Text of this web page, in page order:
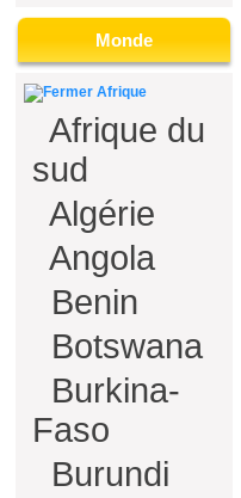
Monde
Afrique
Afrique du
sud
Algérie
Angola
Benin
Botswana
Burkina-
Faso
Burundi